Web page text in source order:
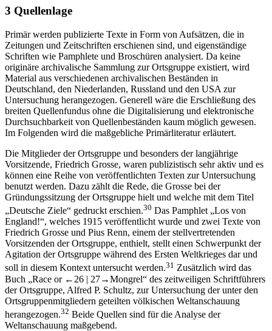
3 Quellenlage
Primär werden publizierte Texte in Form von Aufsätzen, die in
Zeitungen und Zeitschriften erschienen sind, und eigenständige
Schriften wie Pamphlete und Broschüren analysiert. Da keine
originäre archivalische Sammlung zur Ortsgruppe existiert, wird
Material aus verschiedenen archivalischen Beständen in
Deutschland, den Niederlanden, Russland und den USA zur
Untersuchung herangezogen. Generell wäre die Erschließung des
breiten Quellenfundus ohne die Digitalisierung und elektronische
Durchsuchbarkeit von Quellenbeständen kaum möglich gewesen.
Im Folgenden wird die maßgebliche Primärliteratur erläutert.
Die Mitglieder der Ortsgruppe und besonders der langjährige
Vorsitzende, Friedrich Grosse, waren publizistisch sehr aktiv und es
können eine Reihe von veröffentlichten Texten zur Untersuchung
benutzt werden. Dazu zählt die Rede, die Grosse bei der
Gründungssitzung der Ortsgruppe hielt und welche mit dem Titel
„Deutsche Ziele“ gedruckt erschien.30 Das Pamphlet „Los von
England!“, welches 1915 veröffentlicht wurde und zwei Texte von
Friedrich Grosse und Pius Renn, einem der stellvertretenden
Vorsitzenden der Ortsgruppe, enthielt, stellt einen Schwerpunkt der
Agitation der Ortsgruppe während des Ersten Weltkrieges dar und
soll in diesem Kontext untersucht werden.31 Zusätzlich wird das
Buch „Race or ←26 | 27→Mongrel“ des zeitweiligen Schriftführers
der Ortsgruppe, Alfred P. Schultz, zur Untersuchung der unter den
Ortsgruppenmitgliedern geteilten völkischen Weltanschauung
herangezogen.32 Beide Quellen sind für die Analyse der
Weltanschauung maßgebend.